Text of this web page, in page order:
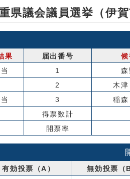
県議会議員選挙（伊
果 届出番号 候
当
1
2
木
当
3 稲
得票数計
開票率
有効投票（A） 無効投票（B